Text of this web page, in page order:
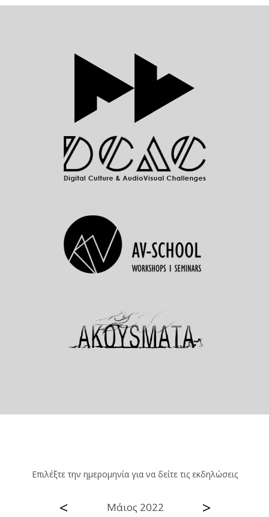
Επιλέξτε την ημερομηνία για να δείτε τις εκδηλώσεις
< Μάιος 2022 >